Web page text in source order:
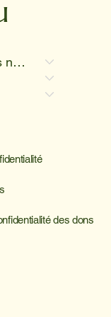
Qui sommes nous
des dons